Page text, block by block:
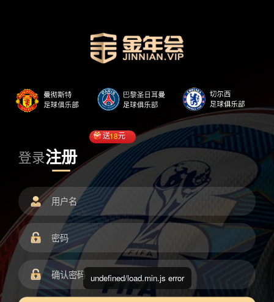
登录注册
送18元
undefined/load.min.js error